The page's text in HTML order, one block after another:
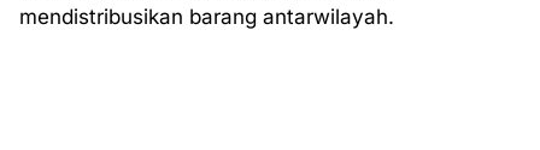
mendistribusikan barang antarwilayah.